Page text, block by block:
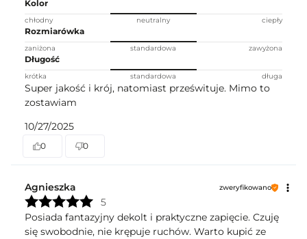
Kolor
chłodny neutralny ciepły
Rozmiarówka
zaniżona standardowa zawyżona
Długość
krótka standardowa długa
Super jakość i krój, natomiast prześwituje. Mimo to
zostawiam
10/27/2025
0 0
Agnieszka zweryfikowano
5
Posiada fantazyjny dekolt i praktyczne zapięcie. Czuję
się swobodnie, nie krępuje ruchów. Warto kupić ze